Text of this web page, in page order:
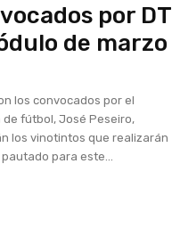
por DT
de marzo
los convocados por el
fútbol, José Peseiro,
los vinotintos que realizarán
para este...